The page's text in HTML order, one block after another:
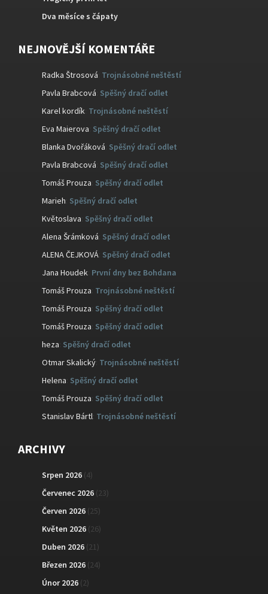
Dva měsíce s čápaty
NEJNOVĚJŠÍ KOMENTÁŘE
Radka Štrosová Trojnásobné neštěstí
Pavla Brabcová Spěšný dračí odlet
Karel kordík Trojnásobné neštěstí
Eva Maierova Spěšný dračí odlet
Blanka Dvořáková Spěšný dračí odlet
Pavla Brabcová Spěšný dračí odlet
Tomáš Prouza Spěšný dračí odlet
Marieh Spěšný dračí odlet
Květoslava Spěšný dračí odlet
Alena Šrámková Spěšný dračí odlet
ALENA ČEJKOVÁ Spěšný dračí odlet
Jana Houdek První dny bez Bohdana
Tomáš Prouza Trojnásobné neštěstí
Tomáš Prouza Spěšný dračí odlet
Tomáš Prouza Spěšný dračí odlet
heza Spěšný dračí odlet
Otmar Skalický Trojnásobné neštěstí
Helena Spěšný dračí odlet
Tomáš Prouza: Spěšný dračí odlet
Stanislav Bártl: Trojnásobné neštěstí
ARCHIVY
Srpen 2026 (4)
Červenec 2026 (23)
Červen 2026 (25)
Květen 2026 (26)
Duben 2026 (21)
Březen 2026 (24)
Únor 2026 (2)